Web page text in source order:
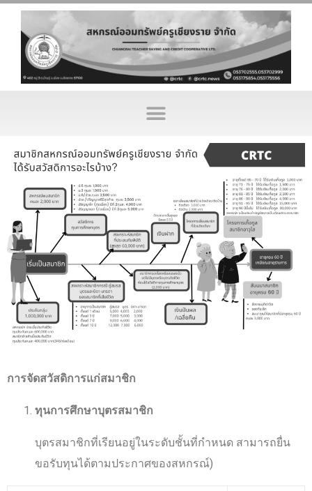
การจัดสวัสดิการแก่สมาชิก
ทุนการศึกษาบุตรสมาชิก
บุตรสมาชิกที่เรียนอยู่ในระดับชั้นที่กำหนด สามารถยื่น
ขอรับทุนได้ตามประกาศของสหกรณ์)